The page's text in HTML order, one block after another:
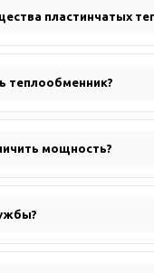
пластинчатых
теплообменник?
мощность?